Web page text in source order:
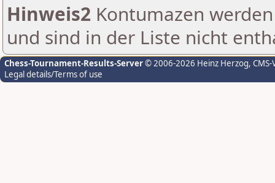
Hinweis2 Kontumazen
und sind in der Liste nicht
Chess-Tournament-Results-Server© 2006-2026 Heinz Herzog,
Legal details/Terms of use